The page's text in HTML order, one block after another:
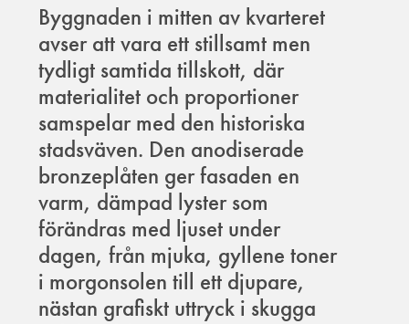
Byggnaden i mitten av kvarteret
avser att vara ett stillsamt men
tydligt samtida tillskott, där
materialitet och proportioner
samspelar med den historiska
stadsväven. Den anodiserade
bronzeplåten ger fasaden en
varm, dämpad lyster som
förändras med ljuset under
dagen, från mjuka, gyllene toner
i morgonsolen till ett djupare,
nästan grafiskt uttryck i skugga